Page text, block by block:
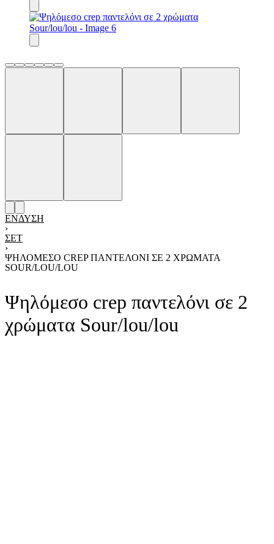
ΈΝΔΥΣΗ
›
ΣΕΤ
›
ΨΗΛΌΜΕΣO CREP ΠΑΝΤΕΛΌΝΙ ΣΕ 2 ΧΡΏΜΑΤΑ
SOUR/LOU/LOU
Ψηλόμεσo crep παντελόνι σε 2
χρώματα Sour/lou/lou